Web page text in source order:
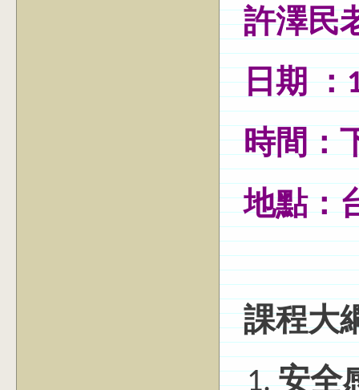
許澤民
日期 ：
時間：
地點：
課程大
安全